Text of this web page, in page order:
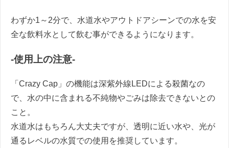
わずか1～2分で、水道水やアウトドアシーンでの水を安
全な飲料水として飲む事ができるようになります。
-使用上の注意-
「Crazy Cap」の機能は深紫外線LEDによる殺菌なの
で、水の中に含まれる不純物やごみは除去できないとの
こと。
水道水はもちろん大丈夫ですが、透明に近い水や、光が
通るレベルの水質での使用を推奨しています。